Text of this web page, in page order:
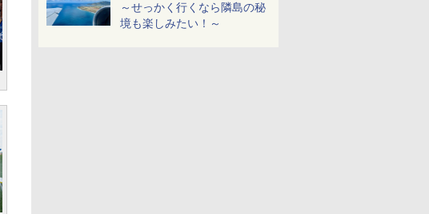
～せっかく行くなら隣島の秘
境も楽しみたい！～